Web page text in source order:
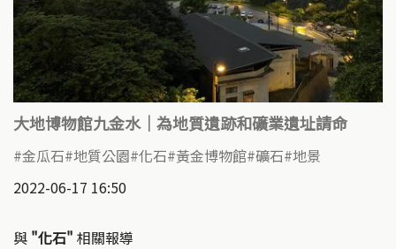
大地博物館九金水｜為地質遺跡和礦業遺址請命
金瓜石 地質公園 化石 黃金博物館 礦石 地景
2022-06-17 16:50
與 "化石" 相關報導